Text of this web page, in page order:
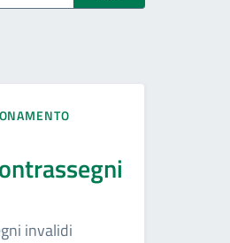
invalidi